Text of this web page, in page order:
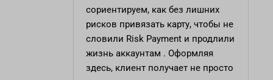
сориентируем, как без лишних
рисков привязать карту, чтобы не
словили Risk Payment и продлили
жизнь аккаунтам . Оформляя
здесь, клиент получает не просто